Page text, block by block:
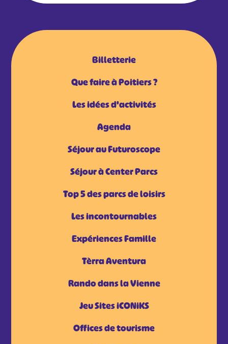
Billetterie
Que faire à Poitiers ?
Les idées d'activités
Agenda
Séjour au Futuroscope
Séjour à Center Parcs
Top 5 des parcs de loisirs
Les incontournables
Expériences Famille
Tèrra Aventura
Rando dans la Vienne
Jeu Sites iCONiKS
Offices de tourisme